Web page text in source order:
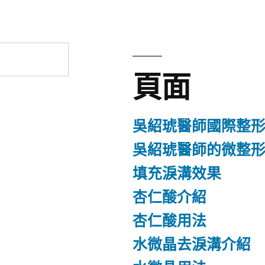
頁面
吳紹琥醫師國際整
吳紹琥醫師的微整
填充淚溝效果
杏仁酸介紹
杏仁酸用法
水微晶去淚溝介紹